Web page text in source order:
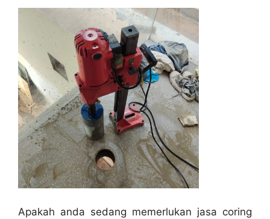
Apakah anda sedang memerlukan jasa coring